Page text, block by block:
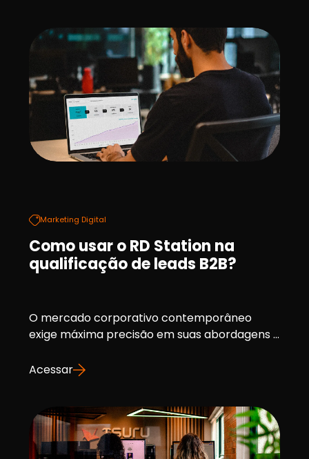
Marketing Digital
Como usar o RD Station na
qualificação de leads B2B?
O mercado corporativo contemporâneo
exige máxima precisão em suas abordagens ...
Acessar